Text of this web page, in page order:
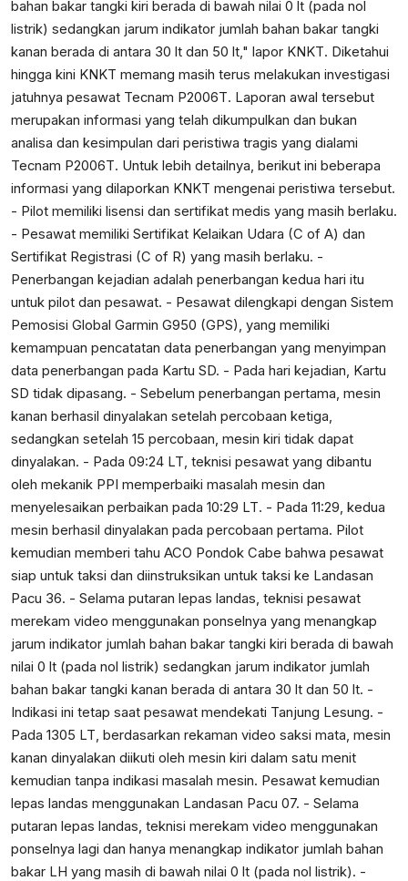
bahan bakar tangki kiri berada di bawah nilai 0 lt (pada nol
listrik) sedangkan jarum indikator jumlah bahan bakar tangki
kanan berada di antara 30 lt dan 50 lt," lapor KNKT. Diketahui
hingga kini KNKT memang masih terus melakukan investigasi
jatuhnya pesawat Tecnam P2006T. Laporan awal tersebut
merupakan informasi yang telah dikumpulkan dan bukan
analisa dan kesimpulan dari peristiwa tragis yang dialami
Tecnam P2006T. Untuk lebih detailnya, berikut ini beberapa
informasi yang dilaporkan KNKT mengenai peristiwa tersebut.
- Pilot memiliki lisensi dan sertifikat medis yang masih berlaku.
- Pesawat memiliki Sertifikat Kelaikan Udara (C of A) dan
Sertifikat Registrasi (C of R) yang masih berlaku. -
Penerbangan kejadian adalah penerbangan kedua hari itu
untuk pilot dan pesawat. - Pesawat dilengkapi dengan Sistem
Pemosisi Global Garmin G950 (GPS), yang memiliki
kemampuan pencatatan data penerbangan yang menyimpan
data penerbangan pada Kartu SD. - Pada hari kejadian, Kartu
SD tidak dipasang. - Sebelum penerbangan pertama, mesin
kanan berhasil dinyalakan setelah percobaan ketiga,
sedangkan setelah 15 percobaan, mesin kiri tidak dapat
dinyalakan. - Pada 09:24 LT, teknisi pesawat yang dibantu
oleh mekanik PPI memperbaiki masalah mesin dan
menyelesaikan perbaikan pada 10:29 LT. - Pada 11:29, kedua
mesin berhasil dinyalakan pada percobaan pertama. Pilot
kemudian memberi tahu ACO Pondok Cabe bahwa pesawat
siap untuk taksi dan diinstruksikan untuk taksi ke Landasan
Pacu 36. - Selama putaran lepas landas, teknisi pesawat
merekam video menggunakan ponselnya yang menangkap
jarum indikator jumlah bahan bakar tangki kiri berada di bawah
nilai 0 lt (pada nol listrik) sedangkan jarum indikator jumlah
bahan bakar tangki kanan berada di antara 30 lt dan 50 lt. -
Indikasi ini tetap saat pesawat mendekati Tanjung Lesung. -
Pada 1305 LT, berdasarkan rekaman video saksi mata, mesin
kanan dinyalakan diikuti oleh mesin kiri dalam satu menit
kemudian tanpa indikasi masalah mesin. Pesawat kemudian
lepas landas menggunakan Landasan Pacu 07. - Selama
putaran lepas landas, teknisi merekam video menggunakan
ponselnya lagi dan hanya menangkap indikator jumlah bahan
bakar LH yang masih di bawah nilai 0 lt (pada nol listrik). -